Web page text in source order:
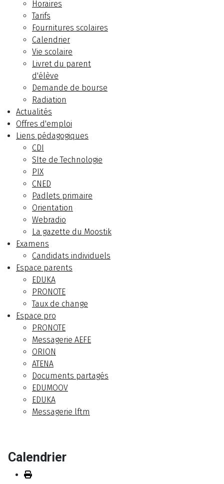
Horaires
Tarifs
Fournitures scolaires
Calendrier
Vie scolaire
Livret du parent
d'élève
Demande de bourse
Radiation
Actualités
Offres d'emploi
Liens pédagogiques
CDI
SIte de Technologie
PIX
CNED
Padlets primaire
Orientation
Webradio
La gazette du Moostik
Examens
Candidats individuels
Espace parents
EDUKA
PRONOTE
Taux de change
Espace pro
PRONOTE
Messagerie AEFE
ORION
ATENA
Documents partagés
EDUMOOV
EDUKA
Messagerie lftm
Calendrier